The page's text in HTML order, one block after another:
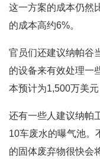
这一方案的成本仍然
的成本高约6%。
官员们还建议纳帕谷
的设备来有效处理一
本预计为1,500万美
还有一些人建议纳帕
10车废水的曝气池。
的固体废弃物很快会